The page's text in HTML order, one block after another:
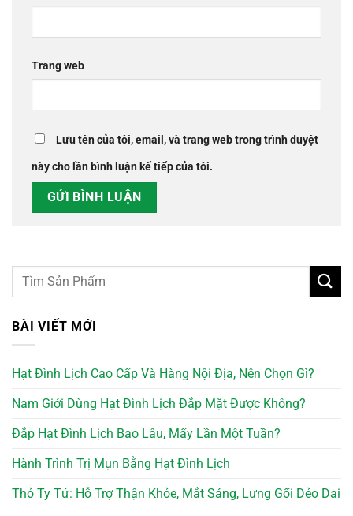
Trang web
Lưu tên của tôi, email, và trang web trong trình duyệt
này cho lần bình luận kế tiếp của tôi.
BÀI VIẾT MỚI
Hạt Đình Lịch Cao Cấp Và Hàng Nội Địa, Nên Chọn Gì?
Nam Giới Dùng Hạt Đình Lịch Đắp Mặt Được Không?
Đắp Hạt Đình Lịch Bao Lâu, Mấy Lần Một Tuần?
Hành Trình Trị Mụn Bằng Hạt Đình Lịch
Thỏ Ty Tử: Hỗ Trợ Thận Khỏe, Mắt Sáng, Lưng Gối Dẻo Dai